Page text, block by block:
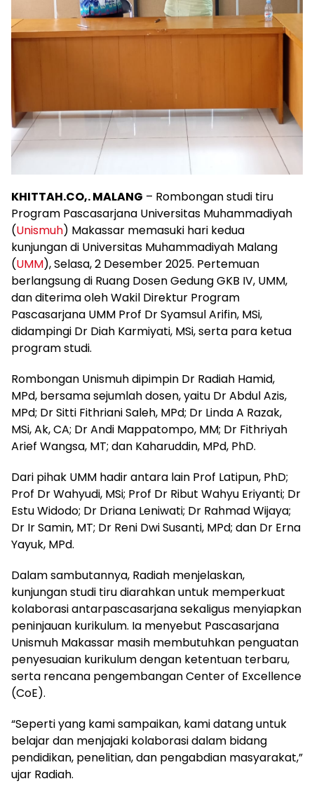
KHITTAH.CO,. MALANG – Rombongan studi tiru
Program Pascasarjana Universitas Muhammadiyah
(Unismuh) Makassar memasuki hari kedua
kunjungan di Universitas Muhammadiyah Malang
(UMM), Selasa, 2 Desember 2025. Pertemuan
berlangsung di Ruang Dosen Gedung GKB IV, UMM,
dan diterima oleh Wakil Direktur Program
Pascasarjana UMM Prof Dr Syamsul Arifin, MSi,
didampingi Dr Diah Karmiyati, MSi, serta para ketua
program studi.
Rombongan Unismuh dipimpin Dr Radiah Hamid,
MPd, bersama sejumlah dosen, yaitu Dr Abdul Azis,
MPd; Dr Sitti Fithriani Saleh, MPd; Dr Linda A Razak,
MSi, Ak, CA; Dr Andi Mappatompo, MM; Dr Fithriyah
Arief Wangsa, MT; dan Kaharuddin, MPd, PhD.
Dari pihak UMM hadir antara lain Prof Latipun, PhD;
Prof Dr Wahyudi, MSi; Prof Dr Ribut Wahyu Eriyanti; Dr
Estu Widodo; Dr Driana Leniwati; Dr Rahmad Wijaya;
Dr Ir Samin, MT; Dr Reni Dwi Susanti, MPd; dan Dr Erna
Yayuk, MPd.
Dalam sambutannya, Radiah menjelaskan,
kunjungan studi tiru diarahkan untuk memperkuat
kolaborasi antarpascasarjana sekaligus menyiapkan
peninjauan kurikulum. Ia menyebut Pascasarjana
Unismuh Makassar masih membutuhkan penguatan
penyesuaian kurikulum dengan ketentuan terbaru,
serta rencana pengembangan Center of Excellence
(CoE).
“Seperti yang kami sampaikan, kami datang untuk
belajar dan menjajaki kolaborasi dalam bidang
pendidikan, penelitian, dan pengabdian masyarakat,”
ujar Radiah.